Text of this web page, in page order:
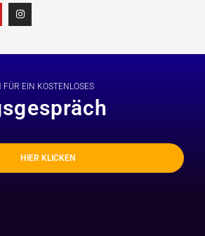
EIN KOSTENLOSES
HIER KLICKEN